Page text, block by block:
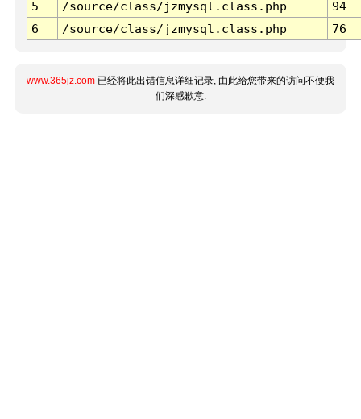
5
/source/class/jzmysql.class.php
94
6
/source/class/jzmysql.class.php 76
www.365jz.com 已经将此出错信息详细记录, 由此给您带来的访问不便我
们深感歉意.